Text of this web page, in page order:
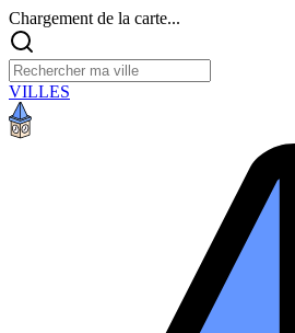
Chargement de la carte...
VILLES